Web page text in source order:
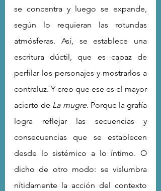
se concentra y luego se expande,
según lo requieran las rotundas
atmósferas. Así, se establece una
escritura dúctil, que es capaz de
perfilar los personajes y mostrarlos a
contraluz. Y creo que ese es el mayor
acierto de La mugre. Porque la grafía
logra reflejar las secuencias y
consecuencias que se establecen
desde lo sistémico a lo íntimo. O
dicho de otro modo: se vislumbra
nítidamente la acción del contexto